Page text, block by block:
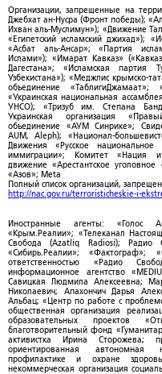
Организации, запрещенные на
Джебхат ан-Нусра (Фронт победы);
Ихван аль-Муслимун»); «Движение
«Египетский исламский джихад»);
«Асбат аль-Ансар»; «Партия
Ислами»); «Имарат Кавказ»
Дагестана»; «Исламская партия
Узбекистана»); «Меджлис крымско-
объединение «ТаблигиДжамаат»;
«Украинская национальная
УНСО); «Тризуб им. Степана
Украинская организация
объединение «АУМ Синрике»;
AUM, Aleph); «Национал-
Движения «Русское
иммиграции»; Комитет «Нация и
движение «Арестантское
«Азов»; Meta
Полный список организаций,
http://nac.gov.ru/terroristicheskie-i-
Иностранные агенты: «Голос
«Крым.Реалии»; «Телеканал
Свобода (Azatliq Radiosi); Радио
«Сибирь.Реалии»; «Фактограф»;
ответственностью «Радио
информационное агентство
Савицкая Людмила Алексеевна;
Николаевич; Апахончич Дарья
Альбац; «Центр по работе с
общественная организация
образовательных проектов
благотворительный фонд
активистка Ирина Сторожева;
ориентированная автономная
профилактике и охране
некоммерческая организация